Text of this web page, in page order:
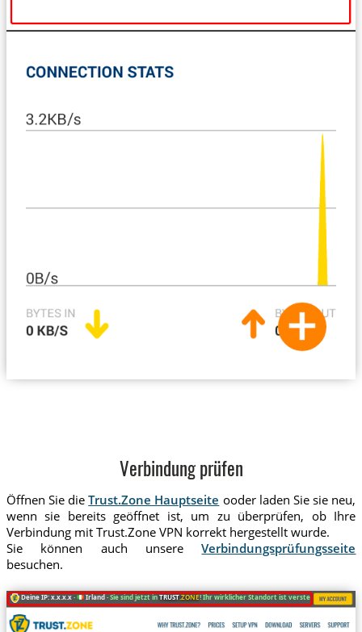
Verbindung prüfen
Öffnen Sie dieTrust.Zone Hauptseite ooder laden Sie sie neu,
wenn sie bereits geöffnet ist, um zu überprüfen, ob Ihre
Verbindung mit Trust.Zone VPN korrekt hergestellt wurde.
Sie können auch unsereVerbindungsprüfungsseite
besuchen.
Deine IP: x.x.x.x · Irland ·Sie sind jetzt inTRUST.ZONE! Ihr wirklicher Standort ist versteckt!